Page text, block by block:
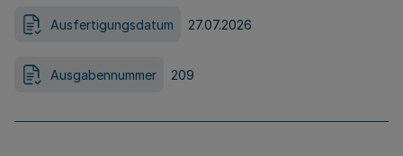
Ausfertigungsdatum 27.07.2026
Ausgabennummer 209